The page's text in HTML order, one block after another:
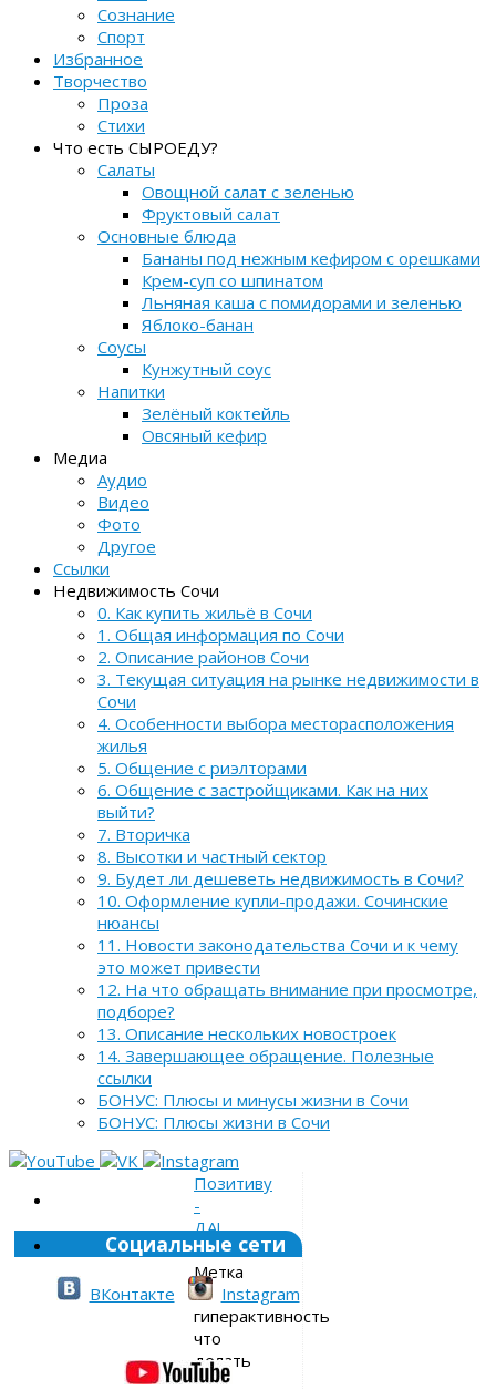
Сознание
Спорт
Избранное
Творчество
Проза
Стихи
Что есть СЫРОЕДУ?
Салаты
Овощной салат с зеленью
Фруктовый салат
Основные блюда
Бананы под нежным кефиром с орешками
Крем-суп со шпинатом
Льняная каша с помидорами и зеленью
Яблоко-банан
Соусы
Кунжутный соус
Напитки
Зелёный коктейль
Овсяный кефир
Медиа
Аудио
Видео
Фото
Другое
Ссылки
Недвижимость Сочи
0. Как купить жильё в Сочи
1. Общая информация по Сочи
2. Описание районов Сочи
3. Текущая ситуация на рынке недвижимости в
Сочи
4. Особенности выбора месторасположения
жилья
5. Общение с риэлторами
6. Общение с застройщиками. Как на них
выйти?
7. Вторичка
8. Высотки и частный сектор
9. Будет ли дешеветь недвижимость в Сочи?
10. Оформление купли-продажи. Сочинские
нюансы
11. Новости законодательства Сочи и к чему
это может привести
12. На что обращать внимание при просмотре,
подборе?
13. Описание нескольких новостроек
14. Завершающее обращение. Полезные
ссылки
БОНУС: Плюсы и минусы жизни в Сочи
БОНУС: Плюсы жизни в Сочи
Позитиву
-
ДА!
»
Метка
»
гиперактивность
что
делать
Социальные сети
ВКонтакте Instagram